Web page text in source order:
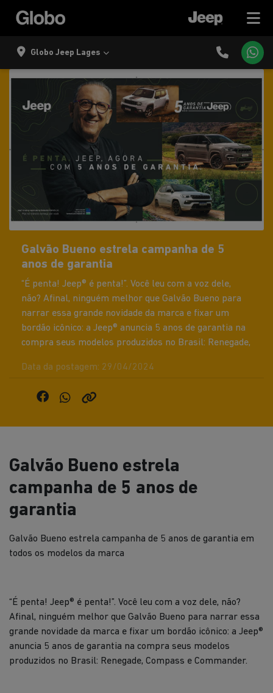
Globo Jeep Lages
Galvão Bueno estrela campanha de 5
anos de garantia
“É penta! Jeep® é penta!”. Você leu com a voz dele,
não? Afinal, ninguém melhor que Galvão Bueno para
narrar essa grande novidade da marca e fixar um
bordão icônico: a Jeep® anuncia 5 anos de garantia na
compra seus modelos produzidos no Brasil: Renegade,
Data da postagem: 29/04/2024
Galvão Bueno estrela
campanha de 5 anos de
garantia
Galvão Bueno estrela campanha de 5 anos de garantia em
todos os modelos da marca
“É penta! Jeep® é penta!”. Você leu com a voz dele, não?
Afinal, ninguém melhor que Galvão Bueno para narrar essa
grande novidade da marca e fixar um bordão icônico: a Jeep®
anuncia 5 anos de garantia na compra seus modelos
produzidos no Brasil: Renegade, Compass e Commander.